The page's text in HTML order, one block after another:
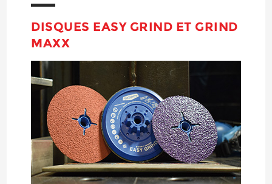
DISQUES EASY GRIND ET GRIND
MAXX